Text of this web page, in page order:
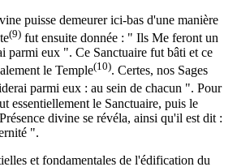
puisse demeurer ici-bas d'une manière
(9) fut ensuite donnée : " Ils Me feront un
parmi eux ". Ce Sanctuaire fut bâti et ce
le Temple(10). Certes, nos Sages
parmi eux : au sein de chacun ". Pour
essentiellement le Sanctuaire, puis le
divine se révéla, ainsi qu'il est dit :
".
et fondamentales de l'édification du